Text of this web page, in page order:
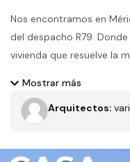
Nos encontramos en
del despacho R79.
vivienda que resuelve la
gran terraza logrando
jardines.
Mostrar más
Arquitectos: